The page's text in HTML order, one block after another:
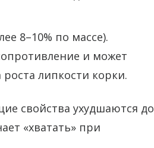
8–10% по массе).
и может
липкости корки.
свойства ухудшаются до
«хватать» при